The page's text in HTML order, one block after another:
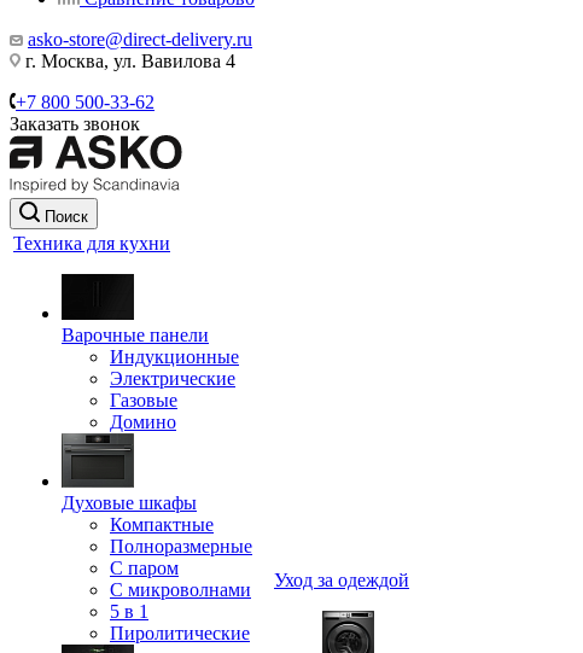
asko-store@direct-delivery.ru
г. Москва, ул. Вавилова 4
+7 800 500-33-62
Заказать звонок
Поиск
Техника для кухни
Варочные панели
Индукционные
Электрические
Газовые
Домино
Духовые шкафы
Компактные
Полноразмерные
C паром
C микроволнами
5 в 1
Пиролитические
Уход за одеждой